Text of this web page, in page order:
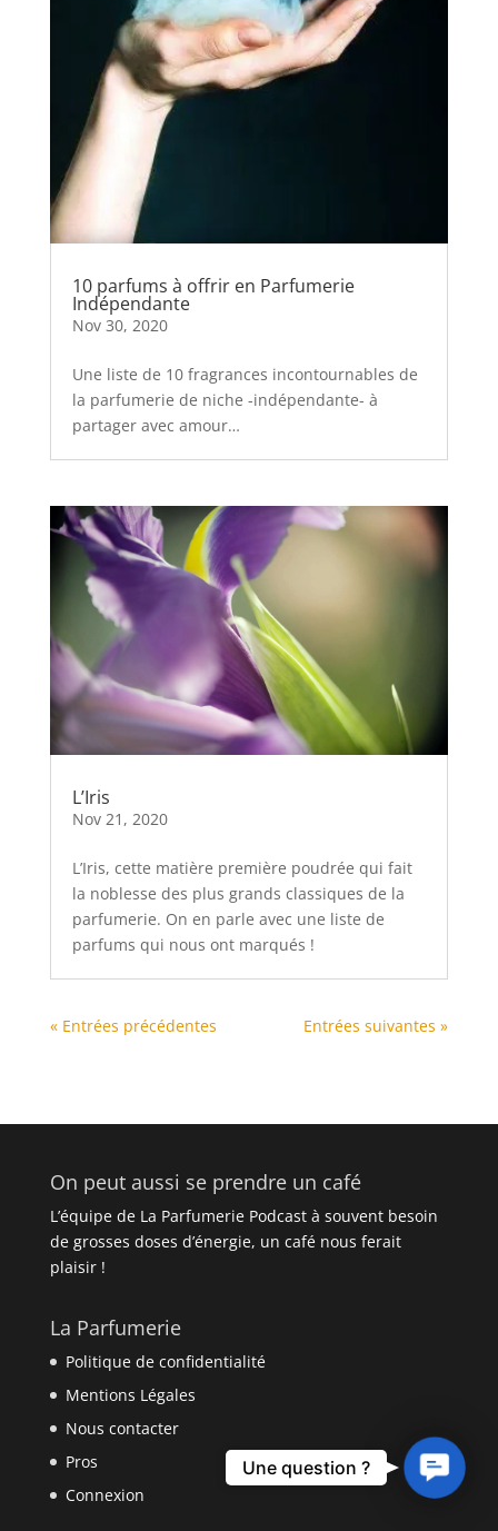
10 parfums à offrir en Parfumerie
Indépendante
Nov 30, 2020
Une liste de 10 fragrances incontournables de
la parfumerie de niche -indépendante- à
partager avec amour…
L’Iris
Nov 21, 2020
L’Iris, cette matière première poudrée qui fait
la noblesse des plus grands classiques de la
parfumerie. On en parle avec une liste de
parfums qui nous ont marqués !
« Entrées précédentes Entrées suivantes »
On peut aussi se prendre un café
L’équipe de La Parfumerie Podcast à souvent besoin
de grosses doses d’énergie, un café nous ferait
plaisir !
La Parfumerie
Politique de confidentialité
Mentions Légales
Nous contacter
Pros
Connexion
Contact
Us
Une question ?